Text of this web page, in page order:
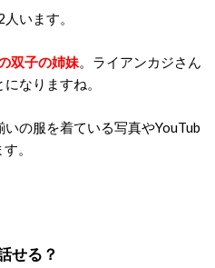
います。
双子の姉妹。ライアンカジさん
なりますね。
の服を着ている写真やYouTub
。
せる？